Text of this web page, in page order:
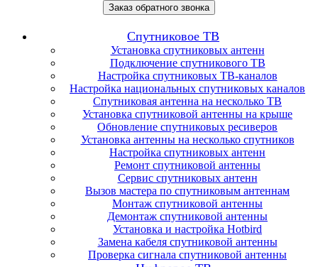
Заказ обратного звонка
Спутниковое ТВ
Установка спутниковых антенн
Подключение спутникового ТВ
Настройка спутниковых ТВ-каналов
Настройка национальных спутниковых каналов
Спутниковая антенна на несколько ТВ
Установка спутниковой антенны на крыше
Обновление спутниковых ресиверов
Установка антенны на несколько спутников
Настройка спутниковых антенн
Ремонт спутниковой антенны
Сервис спутниковых антенн
Вызов мастера по спутниковым антеннам
Монтаж спутниковой антенны
Демонтаж спутниковой антенны
Установка и настройка Hotbird
Замена кабеля спутниковой антенны
Проверка сигнала спутниковой антенны